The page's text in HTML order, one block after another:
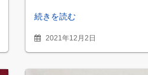
続きを読む
2021年12月2日